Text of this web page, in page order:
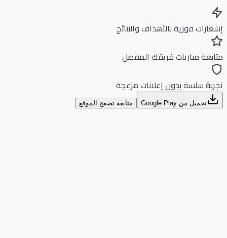
فورية بالأهداف والنتائج
مباريات فريقك المفضل
سلسة بدون إعلانات مزعجة
تحميل من Google Play متابعة تصفح الموقع